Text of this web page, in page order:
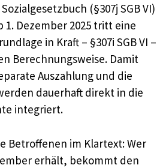
(§307j SGB VI)
Dezember 2025 tritt eine
in Kraft – §307i SGB VI –
Berechnungsweise. Damit
Auszahlung und die
dauerhaft direkt in die
integriert.
Betroffenen im Klartext: Wer
erhält, bekommt den